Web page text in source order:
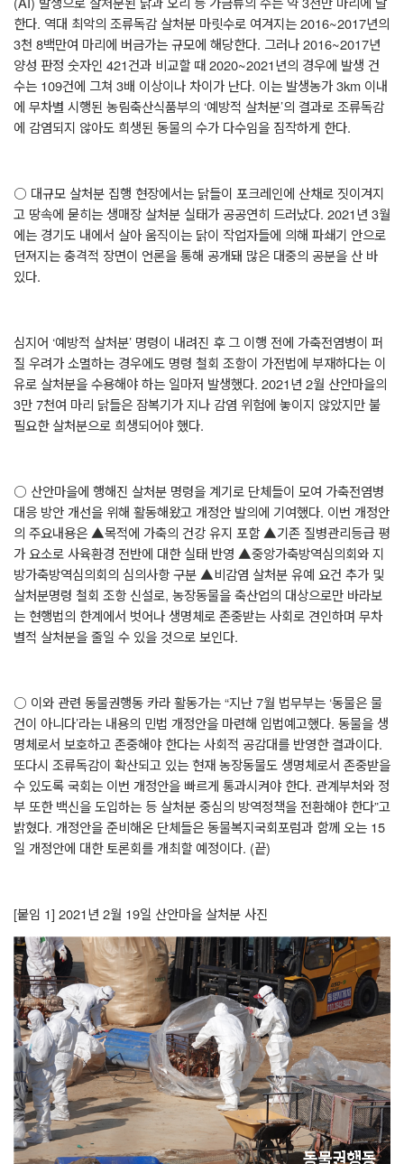
한다. 역대 최악의 조류독감 살처분 마릿수로 여겨지는2016~2017년의
3천 8백만여 마리에 버금가는 규모에 해당한다. 그러나2016~2017년
양성 판정 숫자인 421건과 비교할 때2020~2021년의 경우에 발생 건
수는 109건에 그쳐 3배 이상이나 차이가 난다. 이는 발생농가 3km 이내
에 무차별 시행된 농림축산식품부의 ‘예방적 살처분’의 결과로 조류독감
에 감염되지 않아도 희생된 동물의 수가 다수임을 짐작하게 한다.
○ 대규모 살처분 집행 현장에서는 닭들이 포크레인에 산채로 짓이겨지
고 땅속에 묻히는 생매장 살처분 실태가 공공연히 드러났다. 2021년 3월
에는 경기도 내에서 살아 움직이는 닭이 작업자들에 의해 파쇄기 안으로
던져지는 충격적 장면이 언론을 통해 공개돼 많은 대중의 공분을 산 바
있다.
심지어 ‘예방적 살처분’ 명령이 내려진 후 그 이행 전에 가축전염병이 퍼
질 우려가 소멸하는 경우에도 명령 철회 조항이 가전법에 부재하다는 이
유로 살처분을 수용해야 하는 일마저 발생했다. 2021년 2월 산안마을의
3만7천여 마리 닭들은 잠복기가 지나 감염 위험에 놓이지 않았지만 불
필요한 살처분으로 희생되어야 했다.
○ 산안마을에 행해진 살처분 명령을 계기로 단체들이 모여 가축전염병
대응 방안 개선을 위해 활동해왔고 개정안 발의에 기여했다. 이번 개정안
의 주요내용은 ▲목적에 가축의 건강 유지 포함 ▲기존 질병관리등급 평
가 요소로 사육환경 전반에 대한 실태 반영 ▲중앙가축방역심의회와 지
방가축방역심의회의 심의사항 구분 ▲비감염 살처분 유예 요건 추가 및
살처분명령 철회 조항 신설로, 농장동물을 축산업의 대상으로만 바라보
는 현행법의 한계에서 벗어나 생명체로 존중받는 사회로 견인하며 무차
별적 살처분을 줄일 수 있을 것으로 보인다.
○ 이와 관련 동물권행동 카라 활동가는“지난7월 법무부는 ‘동물은 물
건이 아니다’라는 내용의 민법 개정안을 마련해 입법예고했다. 동물을 생
명체로서 보호하고 존중해야 한다는 사회적 공감대를 반영한 결과이다.
또다시 조류독감이 확산되고 있는 현재 농장동물도 생명체로서 존중받을
수 있도록 국회는 이번 개정안을 빠르게 통과시켜야 한다. 관계부처와 정
부 또한 백신을 도입하는 등 살처분 중심의 방역정책을 전환해야 한다”고
밝혔다. 개정안을 준비해온 단체들은 동물복지국회포럼과 함께 오는 15
일 개정안에 대한 토론회를 개최할 예정이다. (끝)
[붙임 1] 2021년 2월 19일 산안마을 살처분 사진